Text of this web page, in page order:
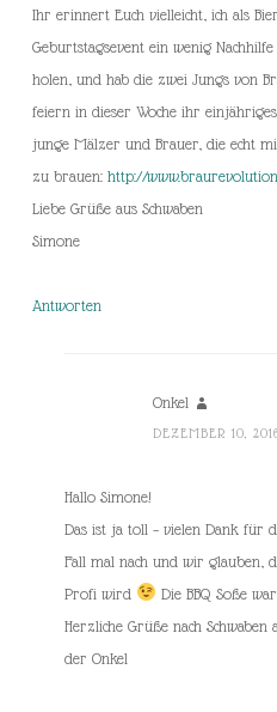
Ihr erinnert Euch vielleicht, ich als
Geburtstagsevent ein wenig
holen, und hab die zwei Jungs von
feiern in dieser Woche ihr
junge Mälzer und Brauer, die echt
zu brauen: http://
Liebe Grüße aus Schwaben
Simone
Antworten
Onkel
DEZEMBER 10,
Hallo Simone!
Das ist ja toll – vielen Dank für
Fall mal nach und wir glauben,
Profi wird
Die BBQ Soße
Herzliche Grüße nach
der Onkel